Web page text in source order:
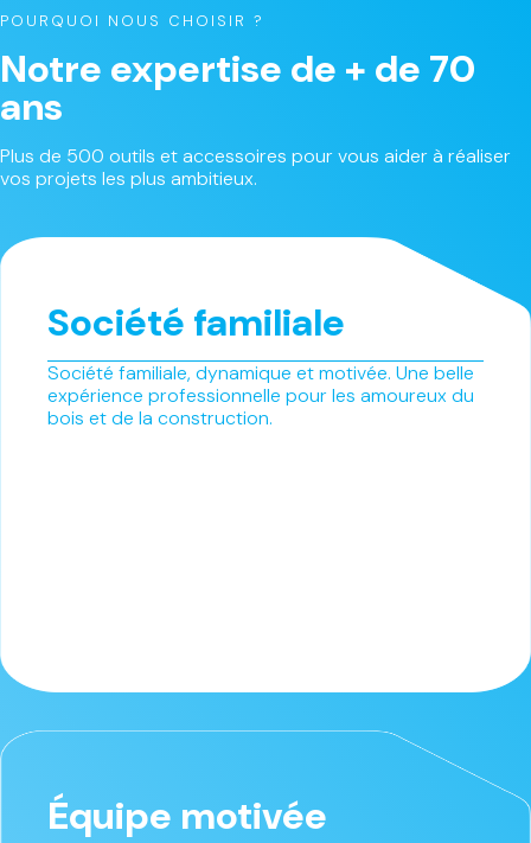
POURQUOI NOUS CHOISIR ?
Notre expertise de + de 70
ans
Plus de 500 outils et accessoires pour vous aider à réaliser
vos projets les plus ambitieux.
Société familiale
Société familiale, dynamique et motivée. Une belle
expérience professionnelle pour les amoureux du
bois et de la construction.
Équipe motivée